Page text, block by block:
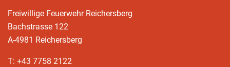
Freiwillige Feuerwehr Reichersberg
Bachstrasse 122
A-4981 Reichersberg
T: +43 7758 2122